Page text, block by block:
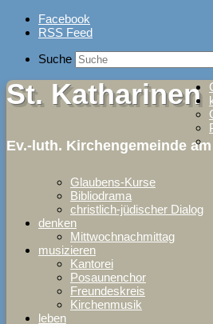
Skip
Facebook
RSS Feed
Suche
St. Katharinen
Ev.-luth. Kirchengemeinde
Glaubens-Kurse
Bibliodrama
christlich-jüdischer Dialog
denken
Mittwochnachmittag
musizieren
Kantorei
Posaunenchor
Freundeskreis
Kirchenmusik
leben